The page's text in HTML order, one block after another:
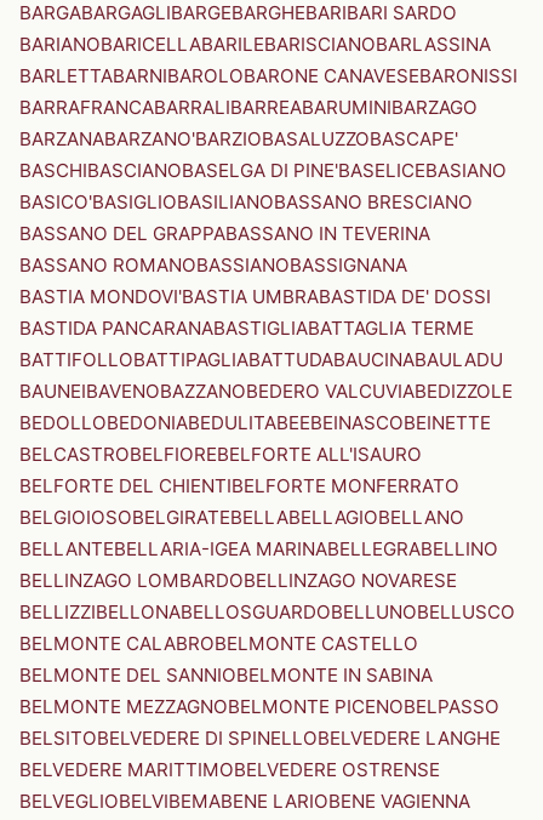
BARGABARGAGLIBARGEBARGHEBARIBARI SARDO
BARIANOBARICELLABARILEBARISCIANOBARLASSINA
BARLETTABARNIBAROLOBARONE CANAVESEBARONISSI
BARRAFRANCABARRALIBARREABARUMINIBARZAGO
BARZANABARZANO'BARZIOBASALUZZOBASCAPE'
BASCHIBASCIANOBASELGA DI PINE'BASELICEBASIANO
BASICO'BASIGLIOBASILIANOBASSANO BRESCIANO
BASSANO DEL GRAPPABASSANO IN TEVERINA
BASSANO ROMANOBASSIANOBASSIGNANA
BASTIA MONDOVI'BASTIA UMBRABASTIDA DE' DOSSI
BASTIDA PANCARANABASTIGLIABATTAGLIA TERME
BATTIFOLLOBATTIPAGLIABATTUDABAUCINABAULADU
BAUNEIBAVENOBAZZANOBEDERO VALCUVIABEDIZZOLE
BEDOLLOBEDONIABEDULITABEEBEINASCOBEINETTE
BELCASTROBELFIOREBELFORTE ALL'ISAURO
BELFORTE DEL CHIENTIBELFORTE MONFERRATO
BELGIOIOSOBELGIRATEBELLABELLAGIOBELLANO
BELLANTEBELLARIA-IGEA MARINABELLEGRABELLINO
BELLINZAGO LOMBARDOBELLINZAGO NOVARESE
BELLIZZIBELLONABELLOSGUARDOBELLUNOBELLUSCO
BELMONTE CALABROBELMONTE CASTELLO
BELMONTE DEL SANNIOBELMONTE IN SABINA
BELMONTE MEZZAGNOBELMONTE PICENOBELPASSO
BELSITOBELVEDERE DI SPINELLOBELVEDERE LANGHE
BELVEDERE MARITTIMOBELVEDERE OSTRENSE
BELVEGLIOBELVIBEMABENE LARIOBENE VAGIENNA